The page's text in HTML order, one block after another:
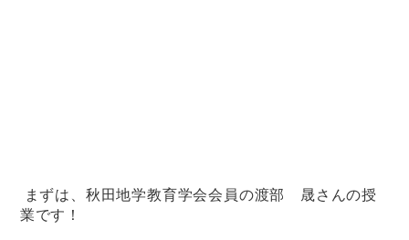
まずは、秋田地学教育学会会員の渡部 晟さんの授
業です！